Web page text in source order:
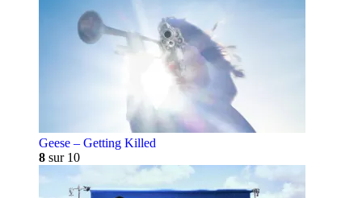
Geese – Getting Killed
8 sur 10